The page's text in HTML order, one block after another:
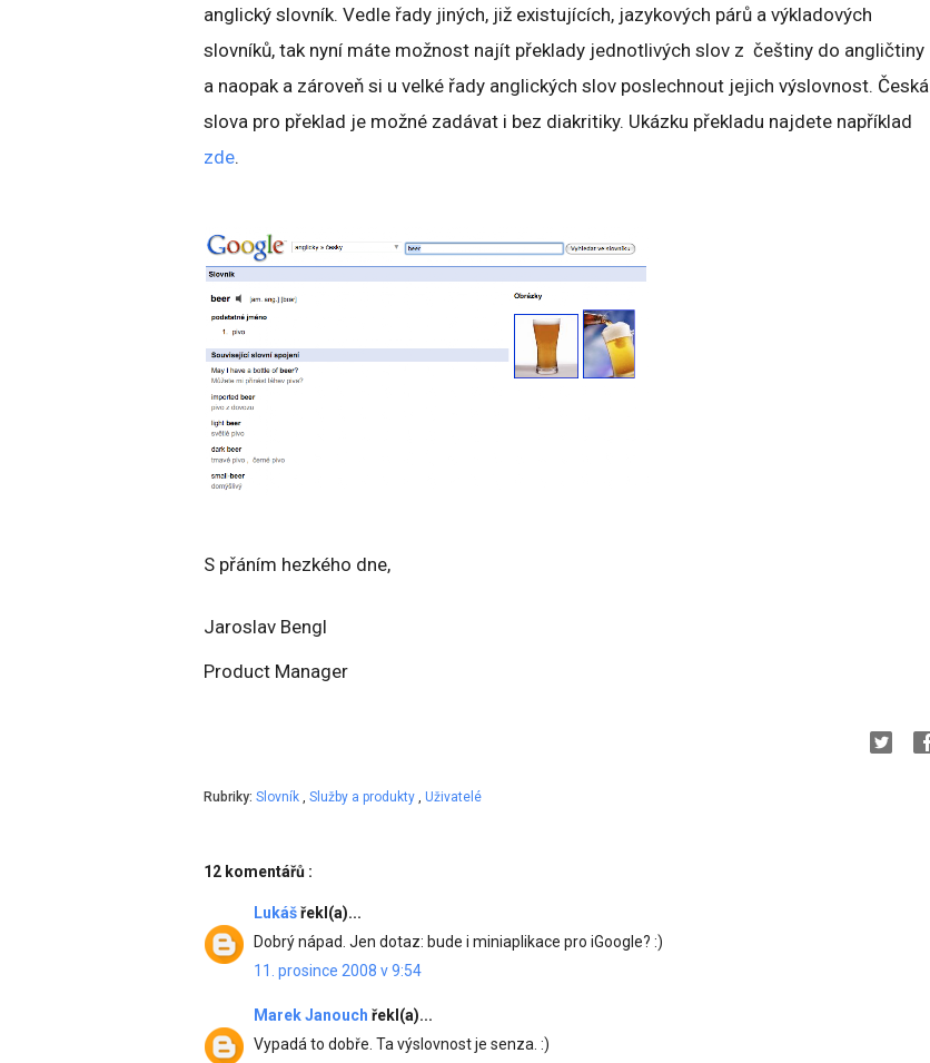
anglický slovník. Vedle řady jiných, již existujících, jazykových párů a výkladových
slovníků, tak nyní máte možnost najít překlady jednotlivých slov z češtiny do angličtiny
a naopak a zároveň si u velké řady anglických slov poslechnout jejich výslovnost. Česká
slova pro překlad je možné zadávat i bez diakritiky. Ukázku překladu najdete například
zde.
S přáním hezkého dne,
Jaroslav Bengl
Product Manager
Rubriky: Slovník , Služby a produkty , Uživatelé
12 komentářů :
Lukášřekl(a)...
Dobrý nápad. Jen dotaz: bude i miniaplikace pro iGoogle? :)
11. prosince 2008 v 9:54
Marek Janouch řekl(a)...
Vypadá to dobře. Ta výslovnost je senza. :)